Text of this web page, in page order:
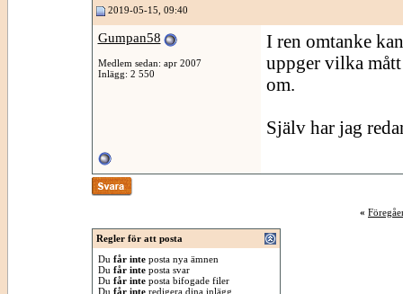
2019-05-15, 09:40
Gumpan58
Medlem sedan: apr 2007
Inlägg: 2 550
I ren omtanke
uppger vilka
om.
Själv har jag
«
Regler för att posta
Du får inteposta nya ämnen
Du får inteposta svar
Du får inteposta bifogade filer
Du får interedigera dina inlägg